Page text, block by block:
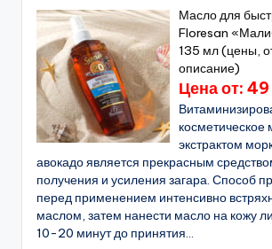
Масло для
Floresan
135 мл (цены,
описание)
Цена от: 49
косметическое
экстрактом
авокадо является прекрасным
получения и усиления загара. Способ
перед применением интенсивно
маслом, затем нанести масло на кожу
10-20 минут до принятия...